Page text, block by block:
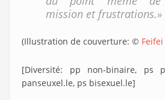
mission et frustrations.»
(Illustration de couverture: ©
[Diversité: pp non-binaire, ps
panseuxel.le, ps bisexuel.le]